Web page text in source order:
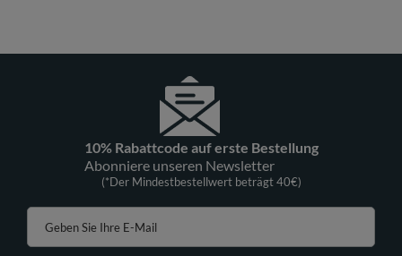
10% Rabattcode auf erste Bestellung
Abonniere unseren Newsletter
(*Der Mindestbestellwert beträgt 40€)
Geben Sie Ihre E-Mail